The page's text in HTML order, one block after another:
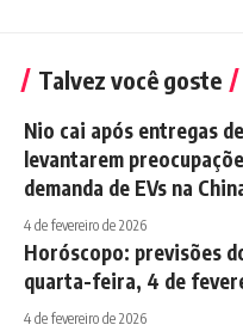
Talvez você goste
Nio cai após entregas
levantarem
demanda de EVs na
4 de fevereiro de 2026
Horóscopo: previsões
quarta-feira, 4 de
4 de fevereiro de 2026